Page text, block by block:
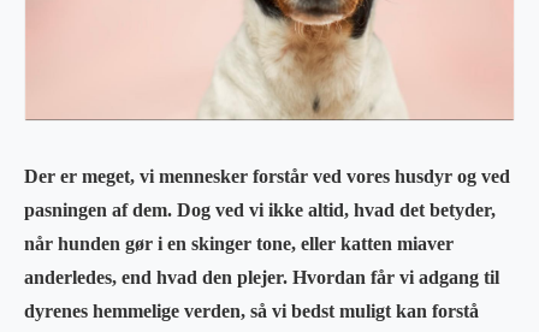
Der er meget, vi mennesker forstår ved vores husdyr og ved
pasningen af dem. Dog ved vi ikke altid, hvad det betyder,
når hunden gør i en skinger tone, eller katten miaver
anderledes, end hvad den plejer. Hvordan får vi adgang til
dyrenes hemmelige verden, så vi bedst muligt kan forstå